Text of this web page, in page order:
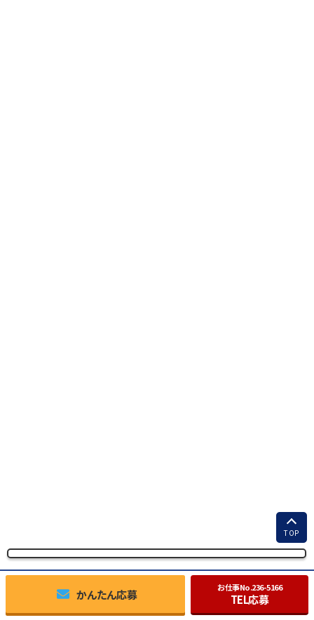
お仕事No.236-5166
TEL応募
かんたん応募
TOP